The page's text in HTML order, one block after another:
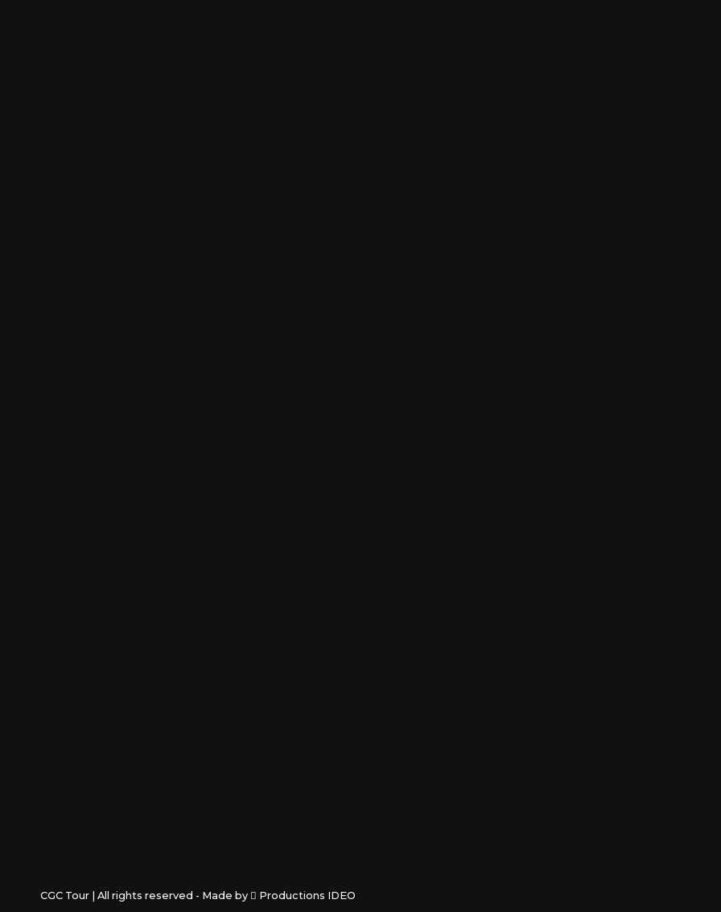
CGC Tour | All rights reserved - Made by Productions IDEO